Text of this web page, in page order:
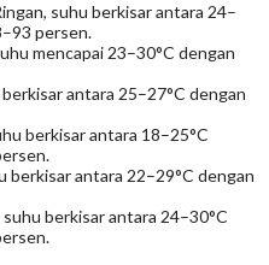
suhu berkisar antara 24–
persen.
mencapai 23–30°C dengan
antara 25–27°C dengan
berkisar antara 18–25°C
berkisar antara 22–29°C dengan
suhu berkisar antara 24–30°C